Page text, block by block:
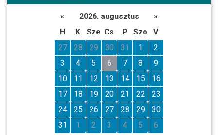
« 2026. augusztus
»
H
K Sze Cs P Szo
V
27
28 29 30 31 1
2
3
4 5 6 7 8
9
10
11 12 13 14 15
16
17
18 19 20 21 22
23
24
25 26 27 28 29
30
31
1 2 3 4 5 6